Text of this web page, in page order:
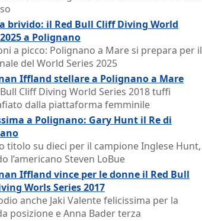
brivido: il Red Bull Cliff Diving World
a Polignano
a picco: Polignano a Mare si prepara per il
del World Series 2025
Iffland stellare a Polignano a Mare
Cliff Diving World Series 2018 tuffi
dalla piattaforma femminile
a Polignano: Gary Hunt il Re di
titolo su dieci per il campione Inglese Hunt,
l’americano Steven LoBue
Iffland vince per le donne il Red Bull
Worls Series 2017
anche Jaki Valente felicissima per la
posizione e Anna Bader terza